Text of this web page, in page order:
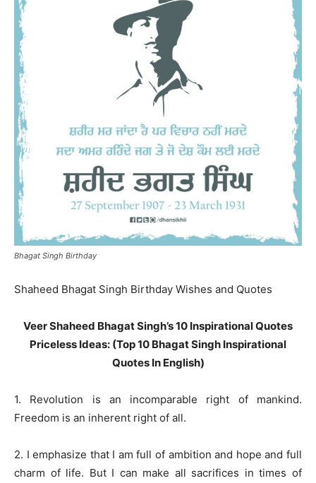
Bhagat Singh Birthday
Shaheed Bhagat Singh Birthday Wishes and Quotes
Veer Shaheed Bhagat Singh’s 10 Inspirational Quotes
Priceless Ideas: (Top 10 Bhagat Singh Inspirational
Quotes In English)
1. Revolution is an incomparable right of mankind.
Freedom is an inherent right of all.
2. I emphasize that I am full of ambition and hope and full
charm of life. But I can make all sacrifices in times of